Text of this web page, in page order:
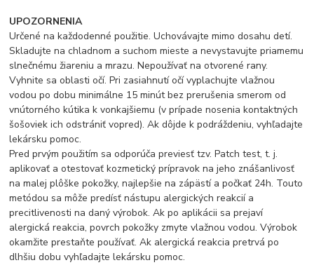
UPOZORNENIA
Určené na každodenné použitie. Uchovávajte mimo dosahu detí.
Skladujte na chladnom a suchom mieste a nevystavujte priamemu
slnečnému žiareniu a mrazu. Nepoužívať na otvorené rany.
Vyhnite sa oblasti očí. Pri zasiahnutí očí vyplachujte vlažnou
vodou po dobu minimálne 15 minút bez prerušenia smerom od
vnútorného kútika k vonkajšiemu (v prípade nosenia kontaktných
šošoviek ich odstrániť vopred). Ak dôjde k podráždeniu, vyhľadajte
lekársku pomoc.
Pred prvým použitím sa odporúča previesť tzv. Patch test, t. j.
aplikovať a otestovať kozmetický prípravok na jeho znášanlivosť
na malej plôške pokožky, najlepšie na zápästí a počkať 24h. Touto
metódou sa môže predísť nástupu alergických reakcií a
precitlivenosti na daný výrobok. Ak po aplikácii sa prejaví
alergická reakcia, povrch pokožky zmyte vlažnou vodou. Výrobok
okamžite prestaňte používať. Ak alergická reakcia pretrvá po
dlhšiu dobu vyhľadajte lekársku pomoc.